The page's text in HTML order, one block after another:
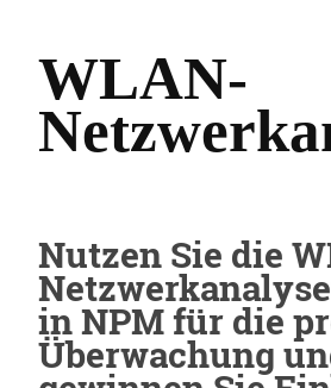
WLAN-
Nutzen Sie die
in NPM für die
Überwachung